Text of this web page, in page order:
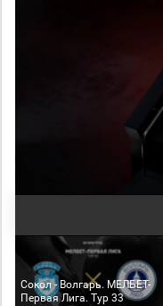
Сокол - Волгарь. МЕЛБЕТ-
Первая Лига. Тур 33